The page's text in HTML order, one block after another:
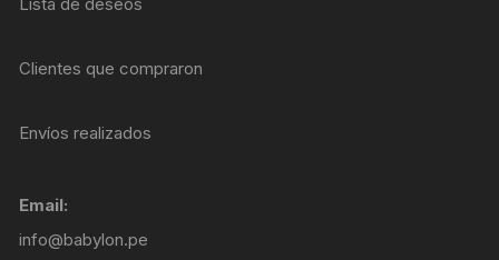
Clientes que compraron
Envíos realizados
Email:
info@babylon.pe